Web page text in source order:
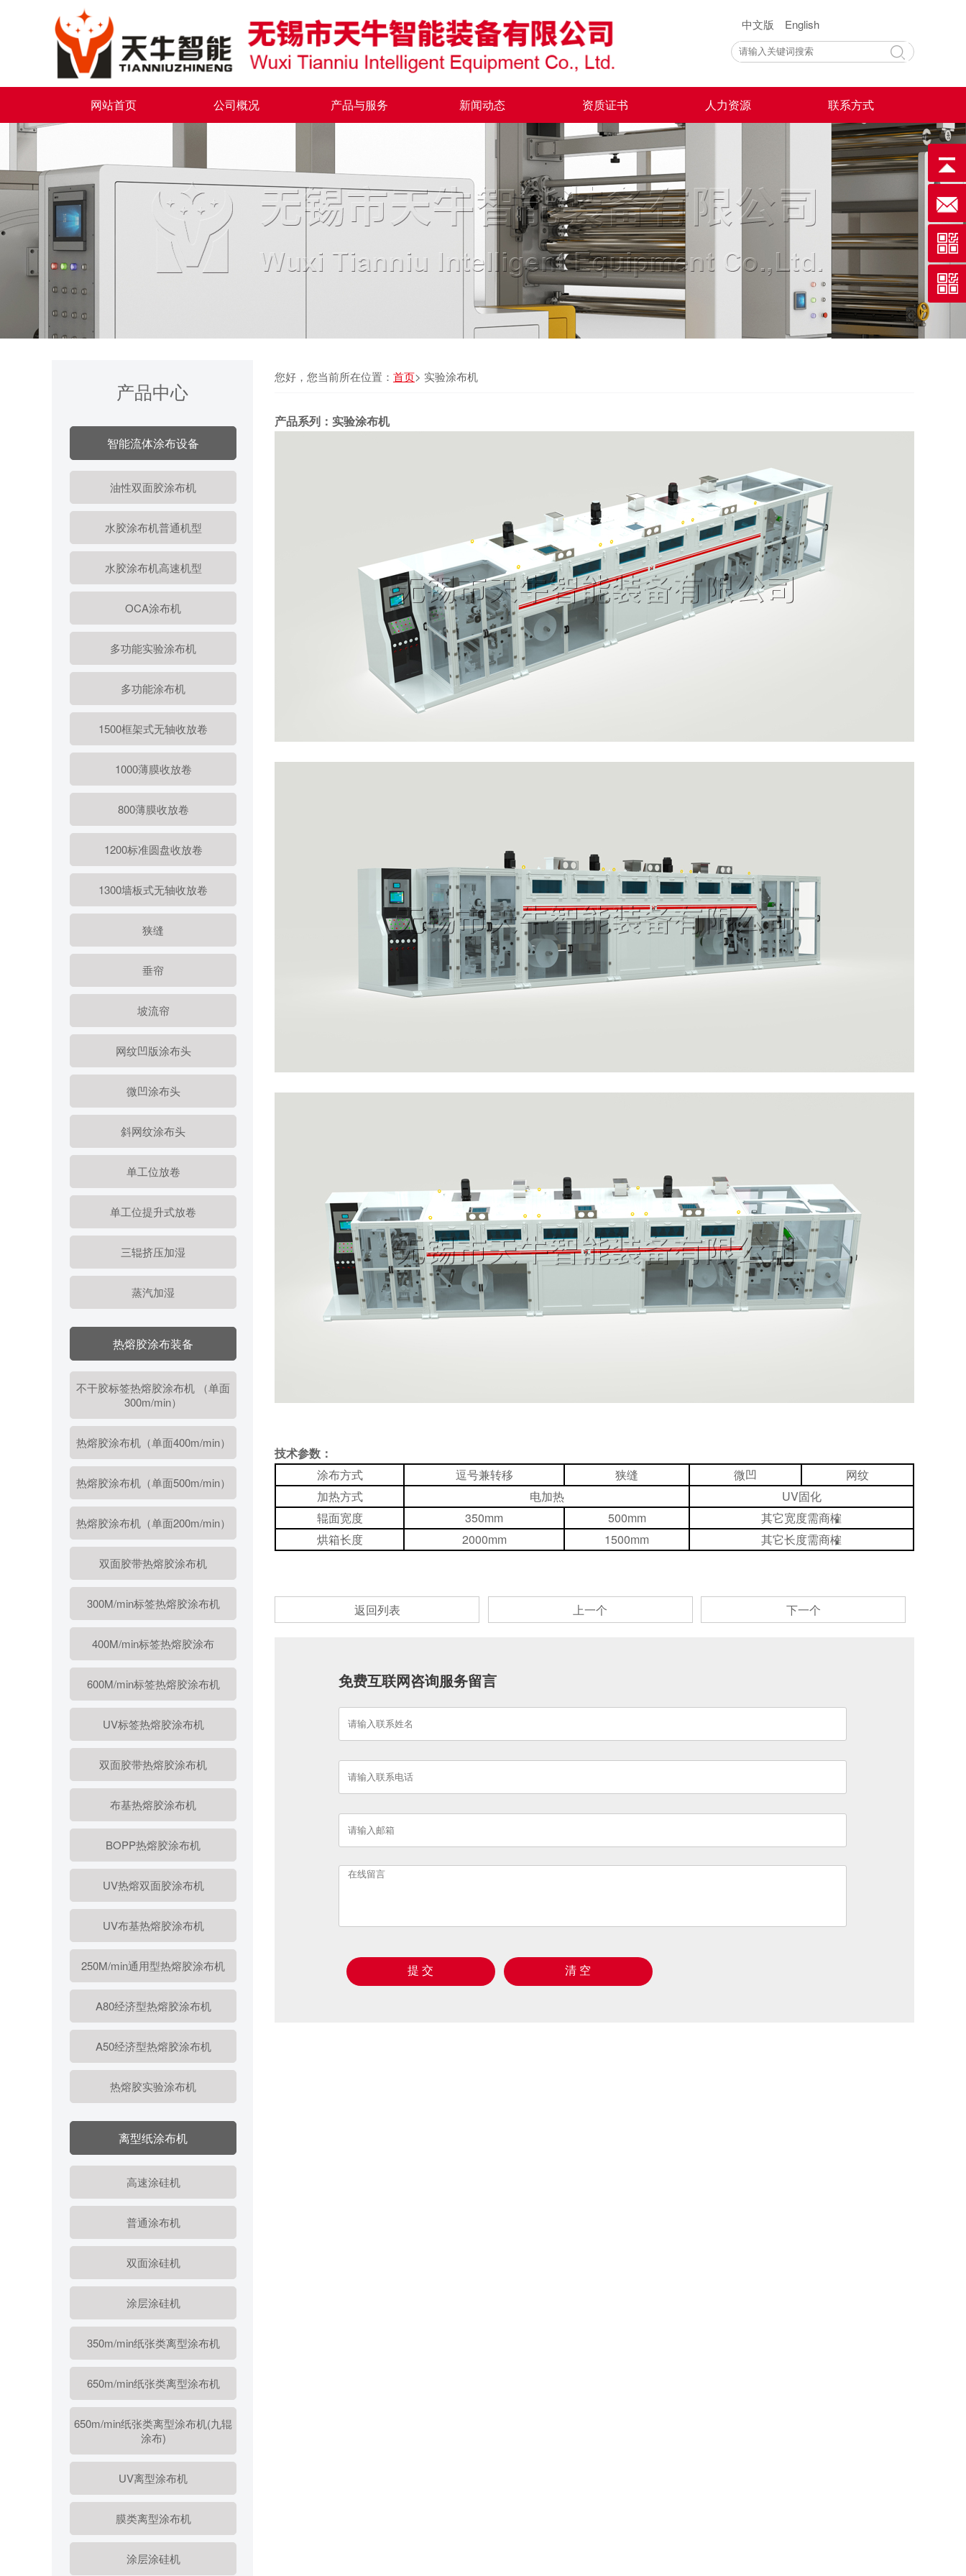
中文版 English
网站首页 公司概况 产品与服务 新闻动态 资质证书 人力资源 联系方式
产品中心
智能流体涂布设备
油性双面胶涂布机
水胶涂布机普通机型
水胶涂布机高速机型
OCA涂布机
多功能实验涂布机
多功能涂布机
1500框架式无轴收放卷
1000薄膜收放卷
800薄膜收放卷
1200标准圆盘收放卷
1300墙板式无轴收放卷
狭缝
垂帘
坡流帘
网纹凹版涂布头
微凹涂布头
斜网纹涂布头
单工位放卷
单工位提升式放卷
三辊挤压加湿
蒸汽加湿
热熔胶涂布装备
不干胶标签热熔胶涂布机 （单面
300m/min）
热熔胶涂布机（单面400m/min）
热熔胶涂布机（单面500m/min）
热熔胶涂布机（单面200m/min）
双面胶带热熔胶涂布机
300M/min标签热熔胶涂布机
400M/min标签热熔胶涂布
600M/min标签热熔胶涂布机
UV标签热熔胶涂布机
双面胶带热熔胶涂布机
布基热熔胶涂布机
BOPP热熔胶涂布机
UV热熔双面胶涂布机
UV布基热熔胶涂布机
250M/min通用型热熔胶涂布机
A80经济型热熔胶涂布机
A50经济型热熔胶涂布机
热熔胶实验涂布机
离型纸涂布机
高速涂硅机
普通涂布机
双面涂硅机
涂层涂硅机
350m/min纸张类离型涂布机
650m/min纸张类离型涂布机
650m/min纸张类离型涂布机(九辊
涂布)
UV离型涂布机
膜类离型涂布机
涂层涂硅机
您好，您当前所在位置： 首页> 实验涂布机
产品系列：实验涂布机
技术参数：
涂布方式
逗号兼转移 狭缝 微凹
网纹
加热方式
电加热
UV固化
辊面宽度
350mm 500mm
其它宽度需商榷
烘箱长度
2000mm 1500mm 其它长度需商榷
返回列表 上一个 下一个
免费互联网咨询服务留言